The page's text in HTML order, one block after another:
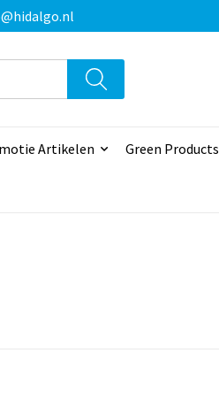
Artikelen Green Products